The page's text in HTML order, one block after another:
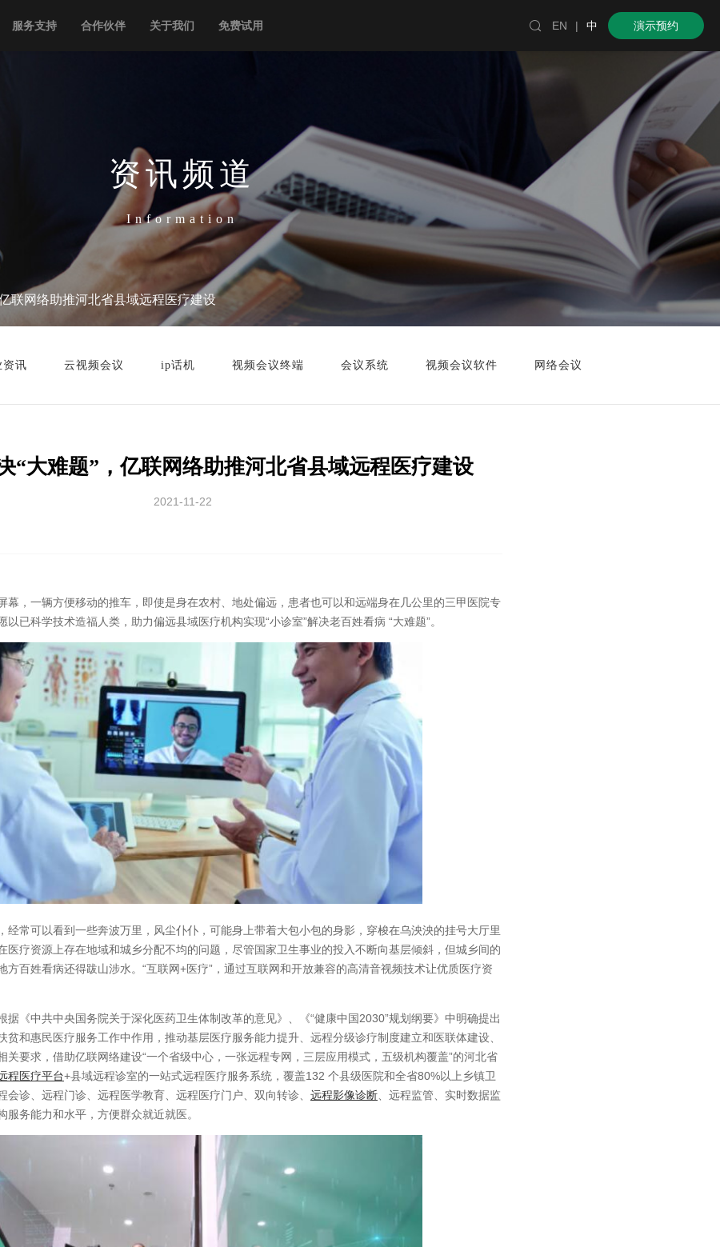
服务支持 合作伙伴 关于我们 免费试用  EN | 中 演示预约
资讯频道
Information
亿联网络助推河北省县域远程医疗建设
资讯 云视频会议 ip话机 视频会议终端 会议系统 视频会议软件 网络会议
“大难题”，亿联网络助推河北省县域远程医疗建设
2021-11-22
，一辆方便移动的推车，即使是身在农村、地处偏远，患者也可以和远端身在几公里的三甲医院专
已科学技术造福人类，助力偏远县域医疗机构实现“小诊室”解决老百姓看病 “大难题”。
常可以看到一些奔波万里，风尘仆仆，可能身上带着大包小包的身影，穿梭在乌泱泱的挂号大厅里
疗资源上存在地域和城乡分配不均的问题，尽管国家卫生事业的投入不断向基层倾斜，但城乡间的
方百姓看病还得跋山涉水。“互联网+医疗”，通过互联网和开放兼容的高清音视频技术让优质医疗资
《中共中央国务院关于深化医药卫生体制改革的意见》、《“健康中国2030”规划纲要》中明确提出
贫和惠民医疗服务工作中作用，推动基层医疗服务能力提升、远程分级诊疗制度建立和医联体建设、
关要求，借助亿联网络建设“一个省级中心，一张远程专网，三层应用模式，五级机构覆盖”的河北省
程医疗平台+县域远程诊室的一站式远程医疗服务系统，覆盖132 个县级医院和全省80%以上乡镇卫
会诊、远程门诊、远程医学教育、远程医疗门户、双向转诊、 远程影像诊断 、远程监管、实时数据监
务能力和水平，方便群众就近就医。